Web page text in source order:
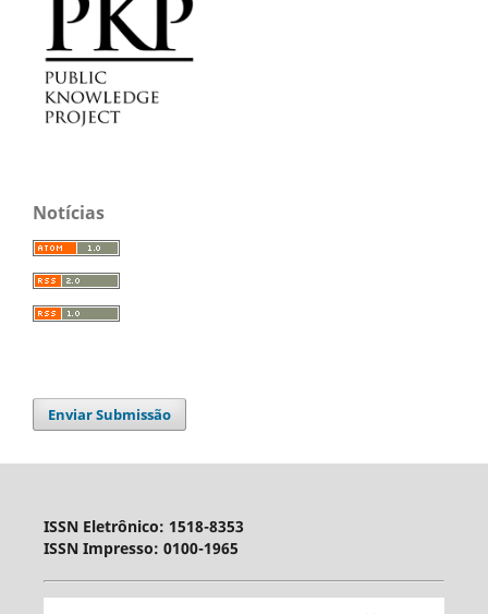
Notícias
Enviar Submissão
ISSN Eletrônico: 1518-8353
ISSN Impresso: 0100-1965